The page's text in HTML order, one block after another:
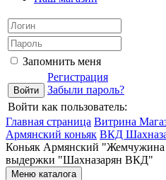
Запомнить меня
Регистрация
Забыли пароль?
Войти как пользователь:
Главная страница Витрина
Армянский коньяк ВКД
Коньяк Армянский
выдержки "Шахназарян ВКД"
Меню каталога